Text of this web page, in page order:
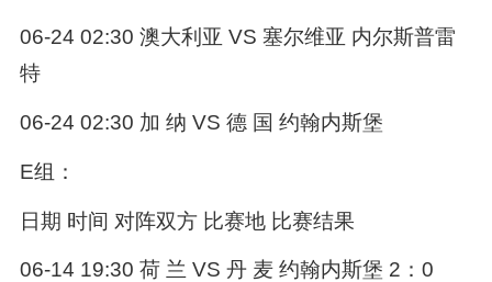
06-24 02:30 澳大利亚 VS 塞尔维亚 内尔斯普雷
特
06-24 02:30 加 纳 VS 德 国 约翰内斯堡
E组：
日期 时间 对阵双方 比赛地 比赛结果
06-14 19:30 荷 兰 VS 丹 麦 约翰内斯堡 2：0